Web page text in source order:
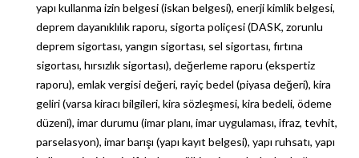
yapı kullanma izin belgesi (iskan belgesi), enerji kimlik belgesi,
deprem dayanıklılık raporu, sigorta poliçesi (DASK, zorunlu
deprem sigortası, yangın sigortası, sel sigortası, fırtına
sigortası, hırsızlık sigortası), değerleme raporu (ekspertiz
raporu), emlak vergisi değeri, rayiç bedel (piyasa değeri), kira
geliri (varsa kiracı bilgileri, kira sözleşmesi, kira bedeli, ödeme
düzeni), imar durumu (imar planı, imar uygulaması, ifraz, tevhit,
parselasyon), imar barışı (yapı kayıt belgesi), yapı ruhsatı, yapı